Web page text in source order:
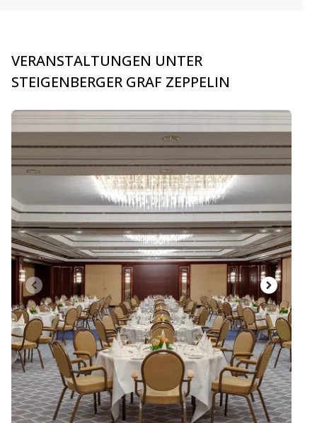
VERANSTALTUNGEN UNTER
STEIGENBERGER GRAF ZEPPELIN
carousel.aria_current_slide